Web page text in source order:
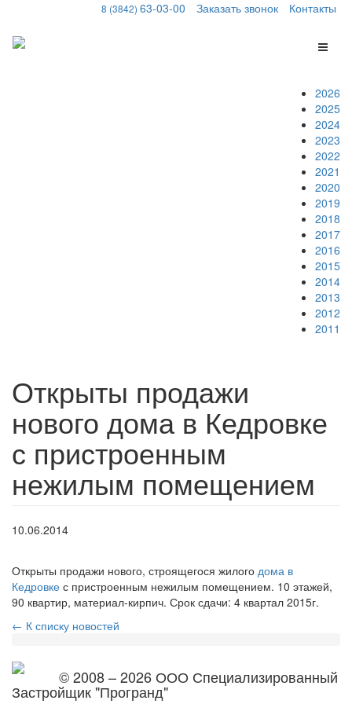
8 (3842) 63-03-00 Заказать звонок Контакты
Меню
2026
2025
2024
2023
2022
2021
2020
2019
2018
2017
2016
2015
2014
2013
2012
2011
Открыты продажи
нового дома в Кедровке
с пристроенным
нежилым помещением
10.06.2014
Открыты продажи нового, строящегося жилого дома в
Кедровке с пристроенным нежилым помещением. 10 этажей,
90 квартир, материал-кирпич. Срок сдачи: 4 квартал 2015г.
← К списку новостей
© 2008 – 2026 ООО Специализированный
Застройщик "Програнд"